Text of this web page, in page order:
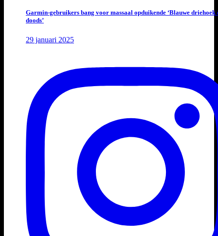
Garmin-gebruikers bang voor massaal opduikende ‘Blauwe driehoek
doods’
29 januari 2025